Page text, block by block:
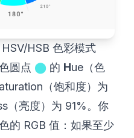
HSB 色彩模式
圆点 ⬤ 的 Hue（色
aturation（饱和度）为
（亮度）为 91%。你
的 RGB 值：如果至少